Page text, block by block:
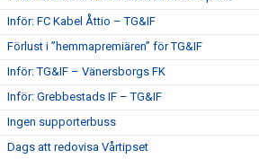
Inför: FC Kabel Åttio – TG&IF
Förlust i ”hemmapremiären” för TG&IF
Inför: TG&IF – Vänersborgs FK
Inför: Grebbestads IF – TG&IF
Ingen supporterbuss
Dags att redovisa Vårtipset